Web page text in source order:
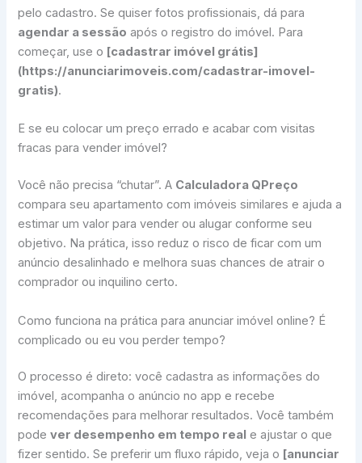
pelo cadastro. Se quiser fotos profissionais, dá para
agendar a sessão após o registro do imóvel. Para
começar, use o [cadastrar imóvel grátis]
(https://anunciarimoveis.com/cadastrar-imovel-
gratis).
E se eu colocar um preço errado e acabar com visitas
fracas para vender imóvel?
Você não precisa “chutar”. A Calculadora QPreço
compara seu apartamento com imóveis similares e ajuda a
estimar um valor para vender ou alugar conforme seu
objetivo. Na prática, isso reduz o risco de ficar com um
anúncio desalinhado e melhora suas chances de atrair o
comprador ou inquilino certo.
Como funciona na prática para anunciar imóvel online? É
complicado ou eu vou perder tempo?
O processo é direto: você cadastra as informações do
imóvel, acompanha o anúncio no app e recebe
recomendações para melhorar resultados. Você também
podever desempenho em tempo real e ajustar o que
fizer sentido. Se preferir um fluxo rápido, veja o [anunciar